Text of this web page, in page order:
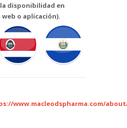
disponibilidad en
o aplicación).
www.macleodspharma.com/